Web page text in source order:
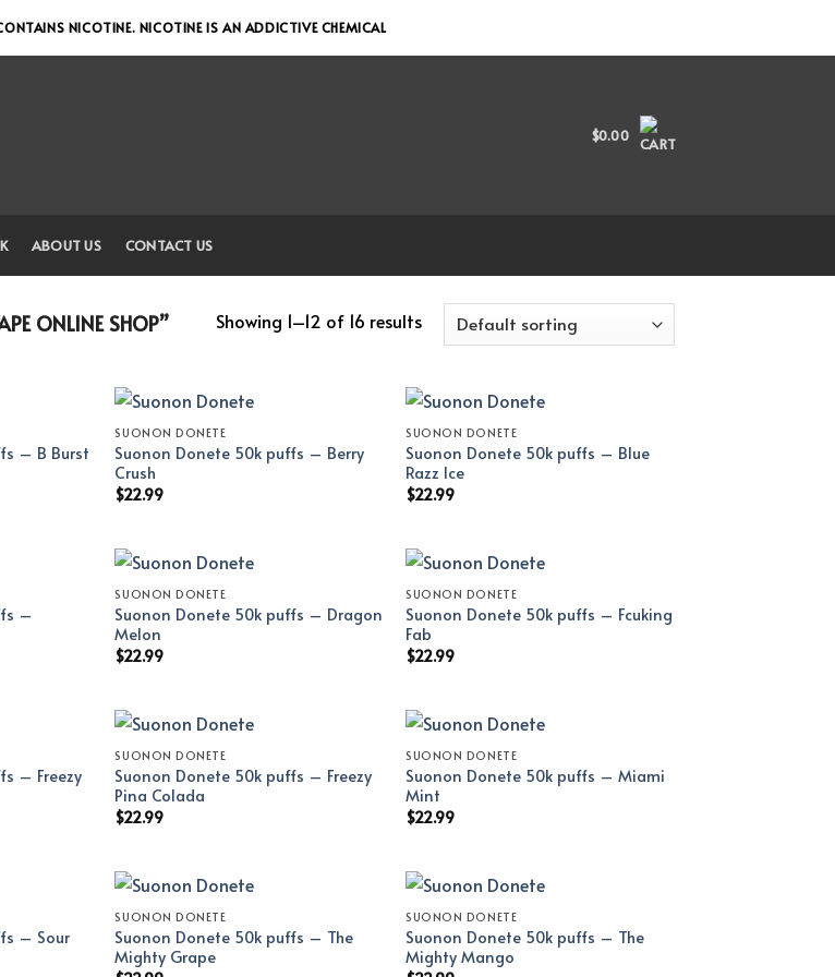
NICOTINE. NICOTINE IS AN ADDICTIVE CHEMICAL
$0.00
ABOUT US CONTACT US
ONLINE SHOP” Showing 1–12 of 16 results
– B Burst
SUONON DONETE
Suonon Donete 50k puffs – Berry
Crush
$22.99
SUONON DONETE
Suonon Donete 50k puffs – Blue
Razz Ice
$22.99
–
SUONON DONETE
Suonon Donete 50k puffs – Dragon
Melon
$22.99
SUONON DONETE
Suonon Donete 50k puffs – Fcuking
Fab
$22.99
– Freezy
SUONON DONETE
Suonon Donete 50k puffs – Freezy
Pina Colada
$22.99
SUONON DONETE
Suonon Donete 50k puffs – Miami
Mint
$22.99
– Sour
SUONON DONETE
Suonon Donete 50k puffs – The
Mighty Grape
SUONON DONETE
Suonon Donete 50k puffs – The
Mighty Mango